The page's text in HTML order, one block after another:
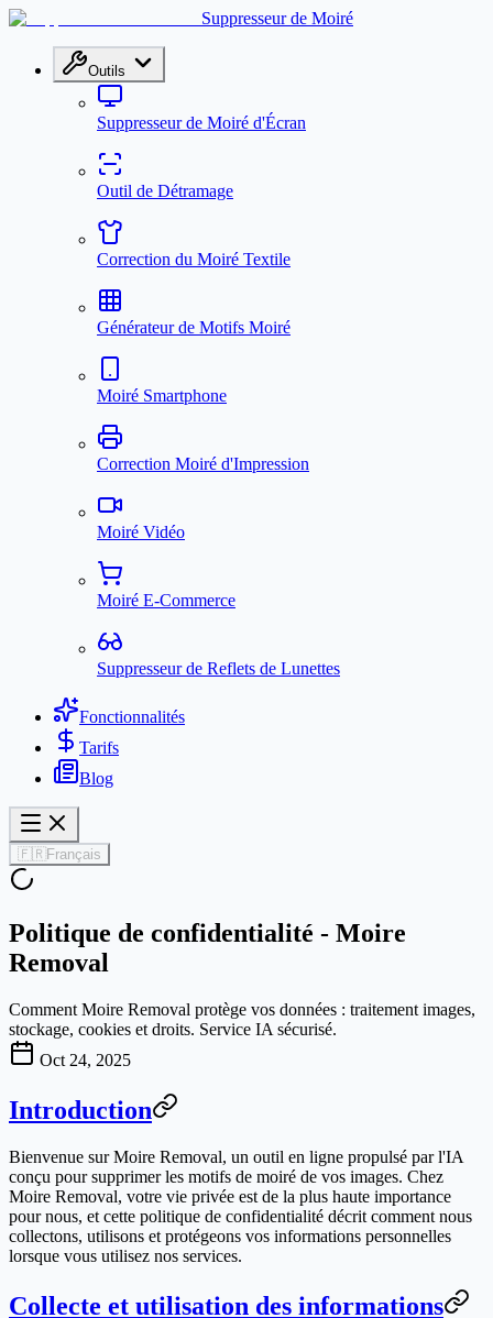
Suppresseur de Moiré
Outils
Suppresseur de Moiré d'Écran
Outil de Détramage
Correction du Moiré Textile
Générateur de Motifs Moiré
Moiré Smartphone
Correction Moiré d'Impression
Moiré Vidéo
Moiré E-Commerce
Suppresseur de Reflets de Lunettes
Fonctionnalités
Tarifs
Blog
🇫🇷Français
Politique de confidentialité - Moire
Removal
Comment Moire Removal protège vos données : traitement images,
stockage, cookies et droits. Service IA sécurisé.
Oct 24, 2025
Introduction
Bienvenue surMoire Removal, un outil en ligne propulsé par l'IA
conçu pour supprimer les motifs de moiré de vos images. Chez
Moire Removal, votre vie privée est de la plus haute importance
pour nous, et cette politique de confidentialité décrit comment nous
collectons, utilisons et protégeons vos informations personnelles
lorsque vous utilisez nos services.
Collecte et utilisation des informations